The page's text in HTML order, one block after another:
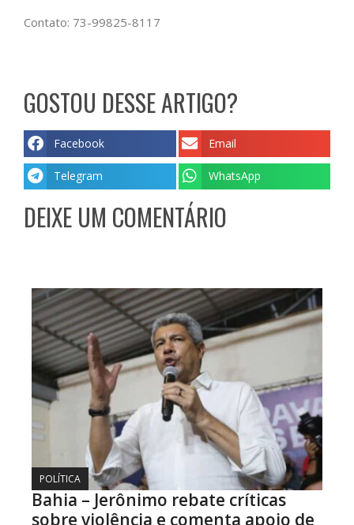
Contato: 73-99825-8117
GOSTOU DESSE ARTIGO?
Facebook Email
Telegram WhatsApp
DEIXE UM COMENTÁRIO
POLÍTICA
Bahia – Jerônimo rebate críticas
sobre violência e comenta apoio de